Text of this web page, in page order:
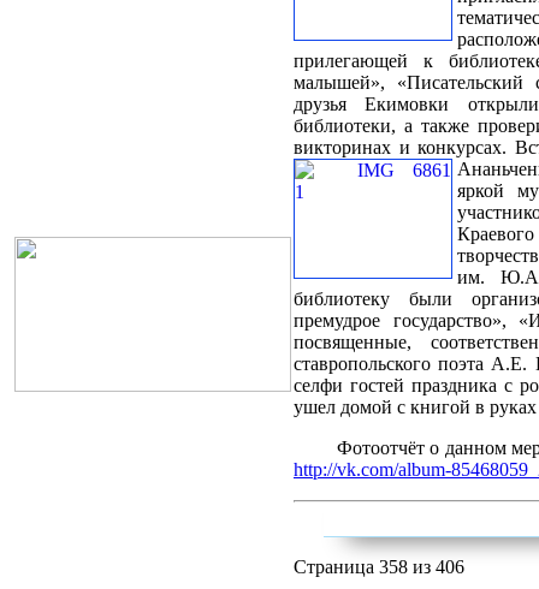
прилегающей к
малышей»,
друзья Екимовки
библиотеки, а также
викторинах и конкурсах.
яркой
им. Ю.А.
библиотеку были
премудрое государство»,
посвященные,
ставропольского поэта
селфи гостей праздника с
ушел домой с книгой в
Фотоотчёт о данном
http://vk.com/album-
Страница 358 из 406